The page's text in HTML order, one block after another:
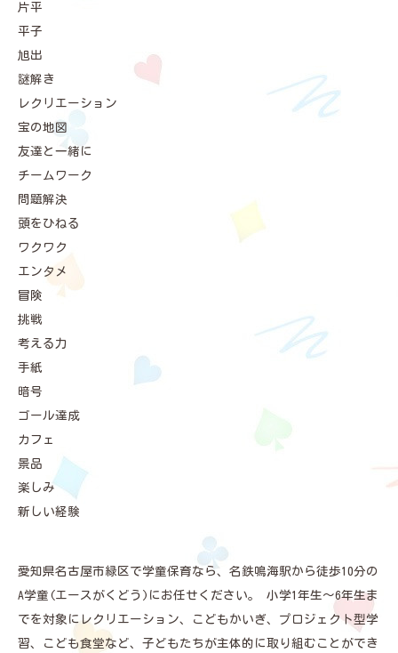
片平
平子
旭出
謎解き
レクリエーション
宝の地図
友達と一緒に
チームワーク
問題解決
頭をひねる
ワクワク
エンタメ
冒険
挑戦
考える力
手紙
暗号
ゴール達成
カフェ
景品
楽しみ
新しい経験
愛知県名古屋市緑区で学童保育なら、名鉄鳴海駅から徒歩10分の
A学童(エースがくどう)にお任せください。 小学1年生～6年生ま
でを対象にレクリエーション、こどもかいぎ、プロジェクト型学
習、こども食堂など、子どもたちが主体的に取り組むことができ